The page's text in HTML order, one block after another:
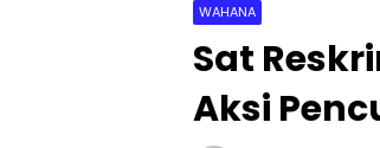
WAHANA
Sat
Aksi